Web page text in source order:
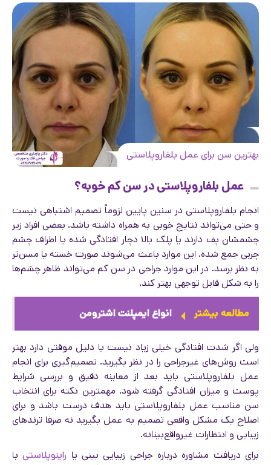
بهترین سن برای عمل بلفاروپلاستی
عمل بلفاروپلاستی در سن کم خوبه؟
انجام بلفاروپلاستی در سنین پایین لزوماً تصمیم اشتباهی نیست
و حتی می‌تواند نتایج خوبی به همراه داشته باشد. بعضی افراد زیر
چشمشان پف دارند یا پلک بالا دچار افتادگی شده یا اطراف چشم
چربی جمع شده. این موارد باعث می‌شوند صورت خسته یا مسن‌تر
به نظر برسد. در این موارد جراحی در سن کم می‌تواند ظاهر چشم‌ها
را به شکل قابل توجهی بهتر کند.
مطالعه بیشتر انواع ایمپلنت اشترومن
ولی اگر شدت افتادگی خیلی زیاد نیست یا دلیل موقتی دارد بهتر
است روش‌های غیرجراحی را در نظر بگیرید. تصمیم‌گیری برای انجام
عمل بلفاروپلاستی باید بعد از معاینه دقیق و بررسی شرایط
پوست و میزان افتادگی گرفته شود. مهمترین نکته برای انتخاب
سن مناسب عمل بلفاروپلاستی باید هدف درست باشد و برای
اصلاح یک مشکل واقعی تصمیم به عمل بگیرید نه صرفا ترندهای
زیبایی و انتظارات غیرواقع‌بینانه.
برای دریافت مشاوره درباره جراحی زیبایی بینی یا راینوپلاستیبا